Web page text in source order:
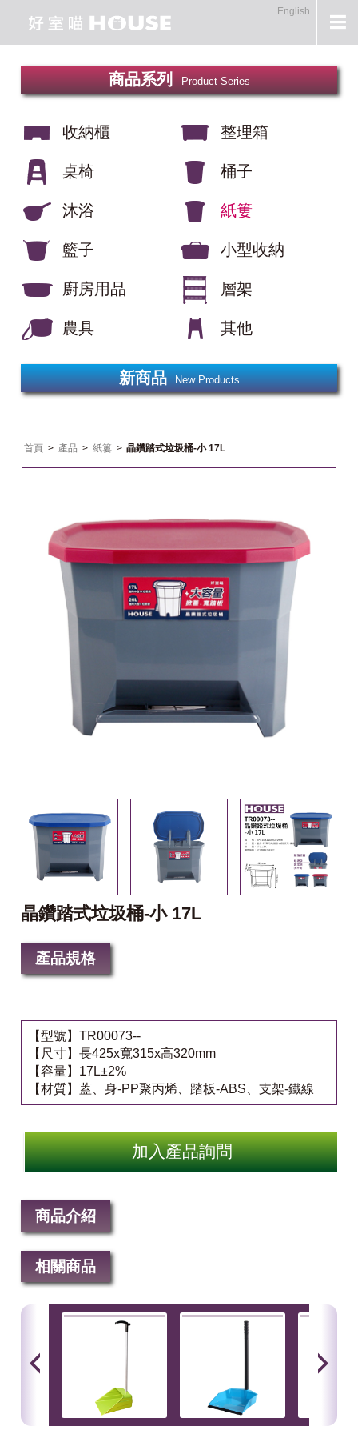
English
商品系列 Product Series
收納櫃 整理箱
桌椅 桶子
沐浴 紙簍
籃子 小型收納
廚房用品 層架
農具 其他
新商品 New Products
首頁 > 產品 > 紙簍 > 晶鑽踏式垃圾桶-小 17L
晶鑽踏式垃圾桶-小 17L
產品規格
【型號】TR00073--
【尺寸】長425x寬315x高320mm
【容量】17L±2%
【材質】蓋、身-PP聚丙烯、踏板-ABS、支架-鐵線
加入產品詢問
商品介紹
相關商品